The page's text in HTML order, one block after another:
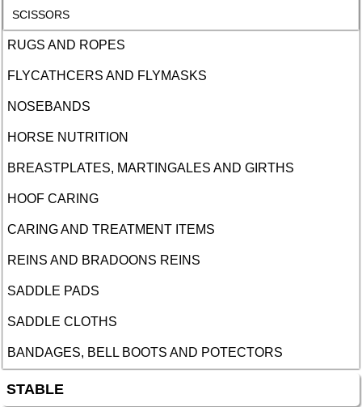
SCISSORS
RUGS AND ROPES
FLYCATHCERS AND FLYMASKS
NOSEBANDS
HORSE NUTRITION
BREASTPLATES, MARTINGALES AND GIRTHS
HOOF CARING
CARING AND TREATMENT ITEMS
REINS AND BRADOONS REINS
SADDLE PADS
SADDLE CLOTHS
BANDAGES, BELL BOOTS AND POTECTORS
STABLE